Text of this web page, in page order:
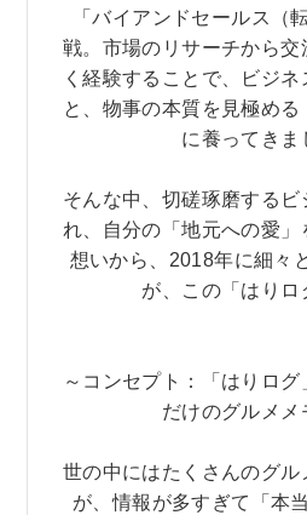
「バイアンドセールス（
戦。市場のリサーチから
く経験することで、ビジ
と、物事の本質を見極め
に養ってきま
そんな中、切磋琢磨する
れ、自分の「地元への愛」
想いから、2018年に細々
が、この「はりロ
～コンセプト：「はりロ
だけのグルメ
世の中にはたくさんのグ
が、情報が多すぎて「本